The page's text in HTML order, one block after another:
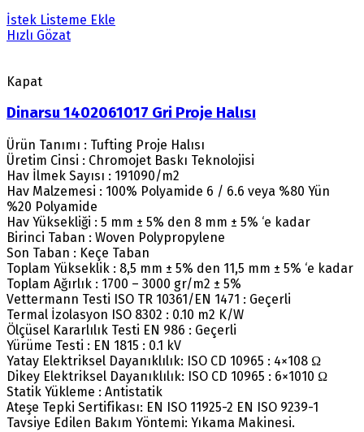
İstek Listeme Ekle
Hızlı Gözat
Kapat
Dinarsu 1402061017 Gri Proje Halısı
Ürün Tanımı : Tufting Proje Halısı
Üretim Cinsi : Chromojet Baskı Teknolojisi
Hav İlmek Sayısı : 191090/m2
Hav Malzemesi : 100% Polyamide 6 / 6.6 veya %80 Yün
%20 Polyamide
Hav Yüksekliği : 5 mm ± 5% den 8 mm ± 5% ‘e kadar
Birinci Taban : Woven Polypropylene
Son Taban : Keçe Taban
Toplam Yükseklik : 8,5 mm ± 5% den 11,5 mm ± 5% ‘e kadar
Toplam Ağırlık : 1700 – 3000 gr/m2 ± 5%
Vettermann Testi ISO TR 10361/EN 1471 : Geçerli
Termal İzolasyon ISO 8302 : 0.10 m2 K/W
Ölçüsel Kararlılık Testi EN 986 : Geçerli
Yürüme Testi : EN 1815 : 0.1 kV
Yatay Elektriksel Dayanıklılık: ISO CD 10965 : 4×108 Ω
Dikey Elektriksel Dayanıklılık: ISO CD 10965 : 6×1010 Ω
Statik Yükleme : Antistatik
Ateşe Tepki Sertifikası: EN ISO 11925-2 EN ISO 9239-1
Tavsiye Edilen Bakım Yöntemi: Yıkama Makinesi.